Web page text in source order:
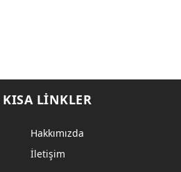
KISA LINKLER
Hakkımızda
İletişim